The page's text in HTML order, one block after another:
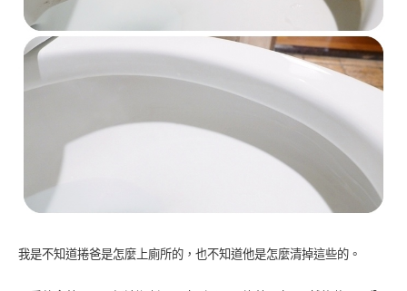
我是不知道捲爸是怎麼上廁所的，也不知道他是怎麼清掉這些的。